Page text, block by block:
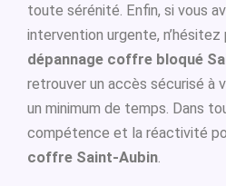
toute sérénité. Enfin, si vous
intervention urgente, n’hésitez
dépannage coffre bloqué
retrouver un accès sécurisé à
un minimum de temps. Dans
compétence et la réactivité
coffre Saint-Aubin.